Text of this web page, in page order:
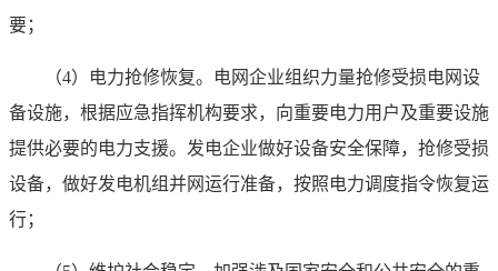
要；
（4）电力抢修恢复。电网企业组织力量抢修受损电网设
备设施，根据应急指挥机构要求，向重要电力用户及重要设施
提供必要的电力支援。发电企业做好设备安全保障，抢修受损
设备，做好发电机组并网运行准备，按照电力调度指令恢复运
行；